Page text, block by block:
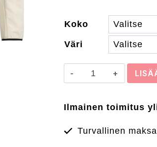
Koko
Väri
Craft
ADV
Thermal
naisille
Ilmainen toimitus
Turvallinen